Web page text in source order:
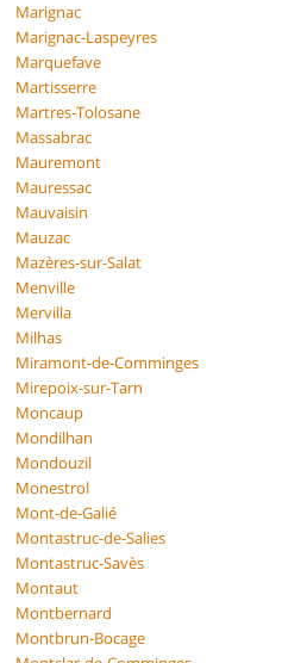
Marignac
Marignac-Laspeyres
Marquefave
Martisserre
Martres-Tolosane
Massabrac
Mauremont
Mauressac
Mauvaisin
Mauzac
Mazères-sur-Salat
Menville
Mervilla
Milhas
Miramont-de-Comminges
Mirepoix-sur-Tarn
Moncaup
Mondilhan
Mondouzil
Monestrol
Mont-de-Galié
Montastruc-de-Salies
Montastruc-Savès
Montaut
Montbernard
Montbrun-Bocage